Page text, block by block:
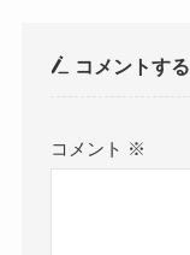
コメントする
コメント ※